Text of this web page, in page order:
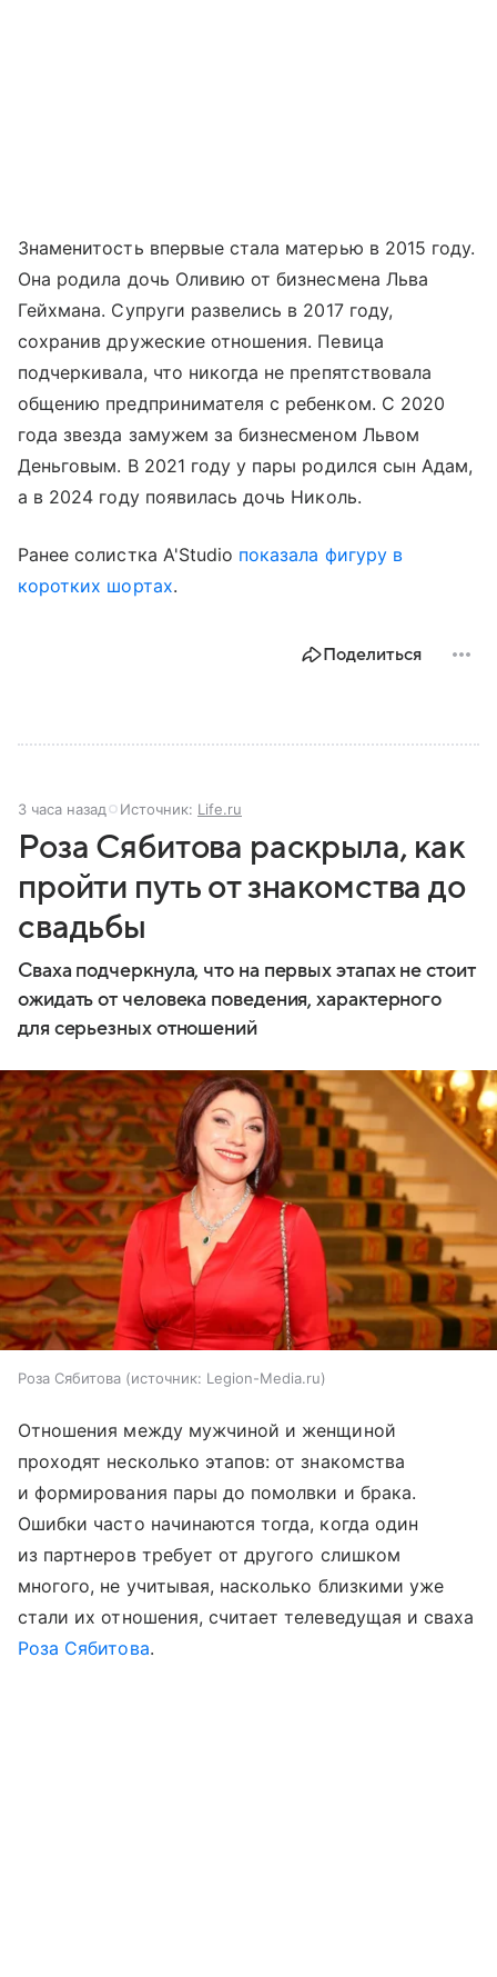
Знаменитость впервые стала матерью в 2015 году.
Она родила дочь Оливию от бизнесмена Льва
Гейхмана. Супруги развелись в 2017 году,
сохранив дружеские отношения. Певица
подчеркивала, что никогда не препятствовала
общению предпринимателя с ребенком. С 2020
года звезда замужем за бизнесменом Львом
Деньговым. В 2021 году у пары родился сын Адам,
а в 2024 году появилась дочь Николь.
Ранее солистка A'Studio показала фигуру в
коротких шортах.
Поделиться
3 часа назад Источник: Life.ru
Роза Сябитова раскрыла, как
пройти путь от знакомства до
свадьбы
Сваха подчеркнула, что на первых этапах не стоит
ожидать от человека поведения, характерного
для серьезных отношений
Роза Сябитова источник: Legion-Media.ru
Отношения между мужчиной и женщиной
проходят несколько этапов: от знакомства
и формирования пары до помолвки и брака.
Ошибки часто начинаются тогда, когда один
из партнеров требует от другого слишком
многого, не учитывая, насколько близкими уже
стали их отношения, считает телеведущая и сваха
Роза Сябитова.